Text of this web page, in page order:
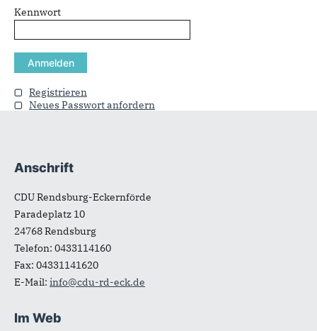
Kennwort
Registrieren
Neues Passwort anfordern
Fußbereich
Anschrift
CDU Rendsburg-Eckernförde
Paradeplatz 10
24768Rendsburg
Telefon: 0433114160
Fax: 04331141620
E-Mail: info@cdu-rd-eck.de
Im Web